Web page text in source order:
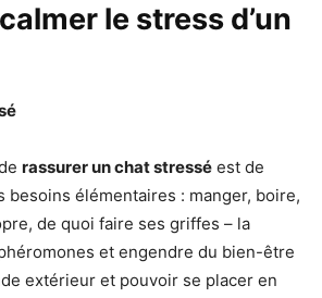
le stress d’un
rassurer un chat stressé est de
besoins élémentaires : manger, boire,
de quoi faire ses griffes – la
et engendre du bien-être
extérieur et pouvoir se placer en